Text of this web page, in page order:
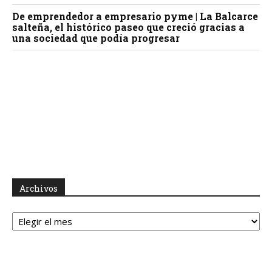
De emprendedor a empresario pyme | La Balcarce
salteña, el histórico paseo que creció gracias a
una sociedad que podía progresar
Archivos
Archivos